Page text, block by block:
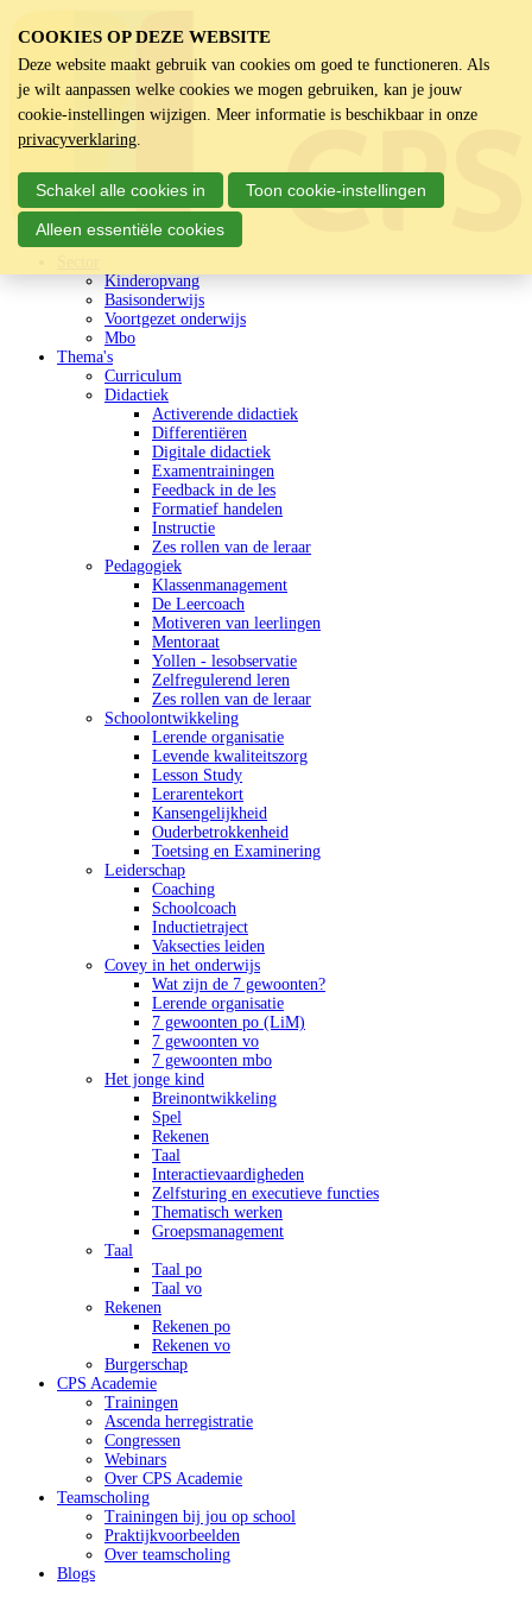
Kinderopvang
Basisonderwijs
Voortgezet onderwijs
Mbo
Thema's
Curriculum
Didactiek
Activerende didactiek
Differentiëren
Digitale didactiek
Examentrainingen
Feedback in de les
Formatief handelen
Instructie
Zes rollen van de leraar
Pedagogiek
Klassenmanagement
De Leercoach
Motiveren van leerlingen
Mentoraat
Yollen - lesobservatie
Zelfregulerend leren
Zes rollen van de leraar
Schoolontwikkeling
Lerende organisatie
Levende kwaliteitszorg
Lesson Study
Lerarentekort
Kansengelijkheid
Ouderbetrokkenheid
Toetsing en Examinering
Leiderschap
Coaching
Schoolcoach
Inductietraject
Vaksecties leiden
Covey in het onderwijs
Wat zijn de 7 gewoonten?
Lerende organisatie
7 gewoonten po (LiM)
7 gewoonten vo
7 gewoonten mbo
Het jonge kind
Breinontwikkeling
Spel
Rekenen
Taal
Interactievaardigheden
Zelfsturing en executieve functies
Thematisch werken
Groepsmanagement
Taal
Taal po
Taal vo
Rekenen
Rekenen po
Rekenen vo
Burgerschap
CPS Academie
Trainingen
Ascenda herregistratie
Congressen
Webinars
Over CPS Academie
Teamscholing
Trainingen bij jou op school
Praktijkvoorbeelden
Over teamscholing
Blogs
COOKIES OP DEZE WEBSITE
Deze website maakt gebruik van cookies om goed te functioneren. Als
je wilt aanpassen welke cookies we mogen gebruiken, kan je jouw
cookie-instellingen wijzigen. Meer informatie is beschikbaar in onze
privacyverklaring.
Schakel alle cookies in Toon cookie-instellingen
Alleen essentiële cookies